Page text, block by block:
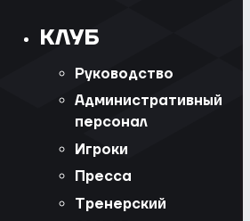
КЛУБ
Руководство
Административный
персонал
Игроки
Пресса
Тренерский